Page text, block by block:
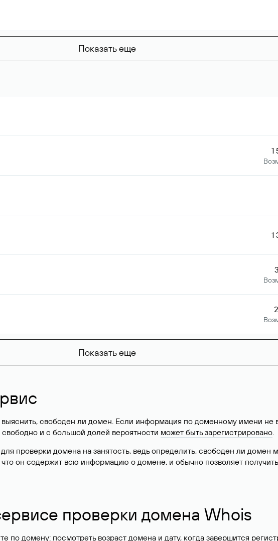
Показать еще
1
1
Показать еще
свободен ли домен. Если информация по доменному имени не
и с большой долей вероятности может быть зарегистрировано.
проверки домена на занятость, ведь определить, свободен ли
он содержит всю информацию о домене, и обычно позволяет
проверки домена Whois
по домену: посмотреть возраст домена и дату, когда завершится